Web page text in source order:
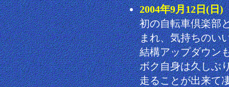
2004年9月12日(
初の自転車倶楽部
まれ、気持ちのい
結構アップダウン
ボク自身は久しぶ
走ることが出来て